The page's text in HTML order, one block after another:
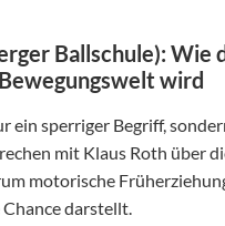
Ballschule): Wie
wird
ein sperriger Begriff,
mit Klaus Roth über
motorische
darstellt.